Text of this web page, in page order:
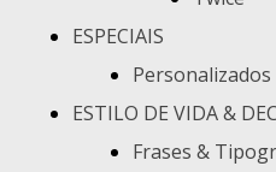
ESPECIAIS
Personalizados
ESTILO DE VIDA &
Frases &